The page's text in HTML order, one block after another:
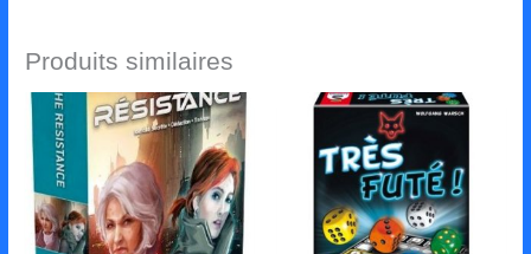
Produits similaires